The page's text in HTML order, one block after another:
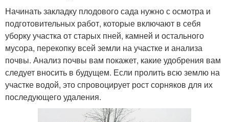
Начинать закладку плодового сада нужно с осмотра и
подготовительных работ, которые включают в себя
уборку участка от старых пней, камней и остального
мусора, перекопку всей земли на участке и анализа
почвы. Анализ почвы вам покажет, какие удобрения вам
следует вносить в будущем. Если пролить всю землю на
участке водой, это спровоцирует рост сорняков для их
последующего удаления.